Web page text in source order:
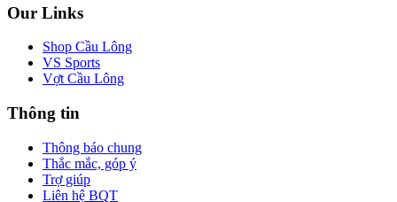
Our Links
Shop Cầu Lông
VS Sports
Vợt Cầu Lông
Thông tin
Thông báo chung
Thắc mắc, góp ý
Trợ giúp
Liên hệ BQT